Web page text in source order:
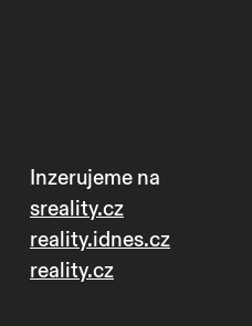
Inzerujeme na
sreality.cz
reality.idnes.cz
reality.cz